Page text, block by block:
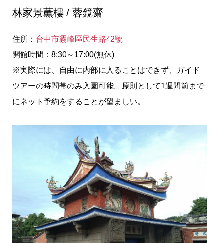
林家景薫樓 / 蓉鏡齋
住所： 台中市霧峰區民生路42號
開館時間：8:30～17:00(無休)
※実際には、自由に内部に入ることはできず、ガイド
ツアーの時間帯のみ入園可能。原則として1週間前まで
にネット予約をすることが望ましい。